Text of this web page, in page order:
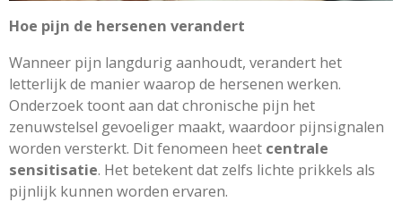
Hoe pijn de hersenen verandert
Wanneer pijn langdurig aanhoudt, verandert het
letterlijk de manier waarop de hersenen werken.
Onderzoek toont aan dat chronische pijn het
zenuwstelsel gevoeliger maakt, waardoor pijnsignalen
worden versterkt. Dit fenomeen heet centrale
sensitisatie. Het betekent dat zelfs lichte prikkels als
pijnlijk kunnen worden ervaren.